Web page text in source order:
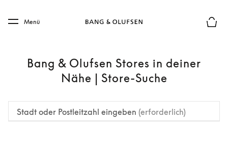
Skip to main footer
Menü
Bang & Olufsen Stores in deiner
Nähe | Store-Suche
Stadt oder Postleitzahl eingeben (erforderlich)